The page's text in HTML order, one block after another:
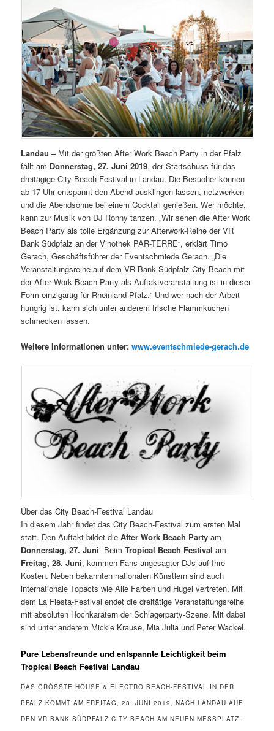
Landau – Mit der größten After Work Beach Party in der Pfalz
fällt am Donnerstag, 27. Juni 2019, der Startschuss für das
dreitägige City Beach-Festival in Landau. Die Besucher können
ab 17 Uhr entspannt den Abend ausklingen lassen, netzwerken
und die Abendsonne bei einem Cocktail genießen. Wer möchte,
kann zur Musik von DJ Ronny tanzen. „Wir sehen die After Work
Beach Party als tolle Ergänzung zur Afterwork-Reihe der VR
Bank Südpfalz an der Vinothek PAR-TERRE“, erklärt Timo
Gerach, Geschäftsführer der Eventschmiede Gerach. „Die
Veranstaltungsreihe auf dem VR Bank Südpfalz City Beach mit
der After Work Beach Party als Auftaktveranstaltung ist in dieser
Form einzigartig für Rheinland-Pfalz.“ Und wer nach der Arbeit
hungrig ist, kann sich unter anderem frische Flammkuchen
schmecken lassen.
Weitere Informationen unter:www.eventschmiede-gerach.de
Über das City Beach-Festival Landau
In diesem Jahr findet das City Beach-Festival zum ersten Mal
statt. Den Auftakt bildet dieAfter Work Beach Party am
Donnerstag, 27. Juni. BeimTropical Beach Festival am
Freitag, 28. Juni, kommen Fans angesagter DJs auf Ihre
Kosten. Neben bekannten nationalen Künstlern sind auch
internationale Topacts wie Alle Farben und Hugel vertreten. Mit
dem La Fiesta-Festival endet die dreitätige Veranstaltungsreihe
mit absoluten Hochkarätern der Schlagerparty-Szene. Mit dabei
sind unter anderem Mickie Krause, Mia Julia und Peter Wackel.
Pure Lebensfreunde und entspannte Leichtigkeit beim
Tropical Beach Festival Landau
DAS GRÖSSTE HOUSE & ELECTRO BEACH-FESTIVAL IN DER P
FALZ KOMMT AM FREITAG, 28. JUNI 2019, NACH LANDAU AUF D
EN VR BANK SÜDPFALZ CITY BEACH AM NEUEN MESSPLATZ. D